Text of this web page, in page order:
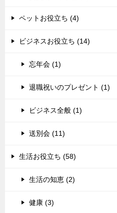
ペットお役立ち (4)
ビジネスお役立ち (14)
忘年会 (1)
退職祝いのプレゼント (1)
ビジネス全般 (1)
送別会 (11)
生活お役立ち (58)
生活の知恵 (2)
健康 (3)